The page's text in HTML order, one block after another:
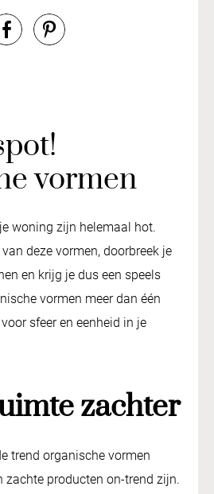
vormen
woning zijn helemaal hot.
deze vormen, doorbreek je
en krijg je dus een speels
vormen meer dan één
sfeer en eenheid in je
zachter
trend organische vormen
zachte producten on-trend zijn.